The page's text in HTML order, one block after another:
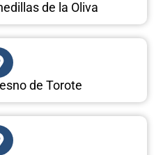
de la Oliva
de Torote